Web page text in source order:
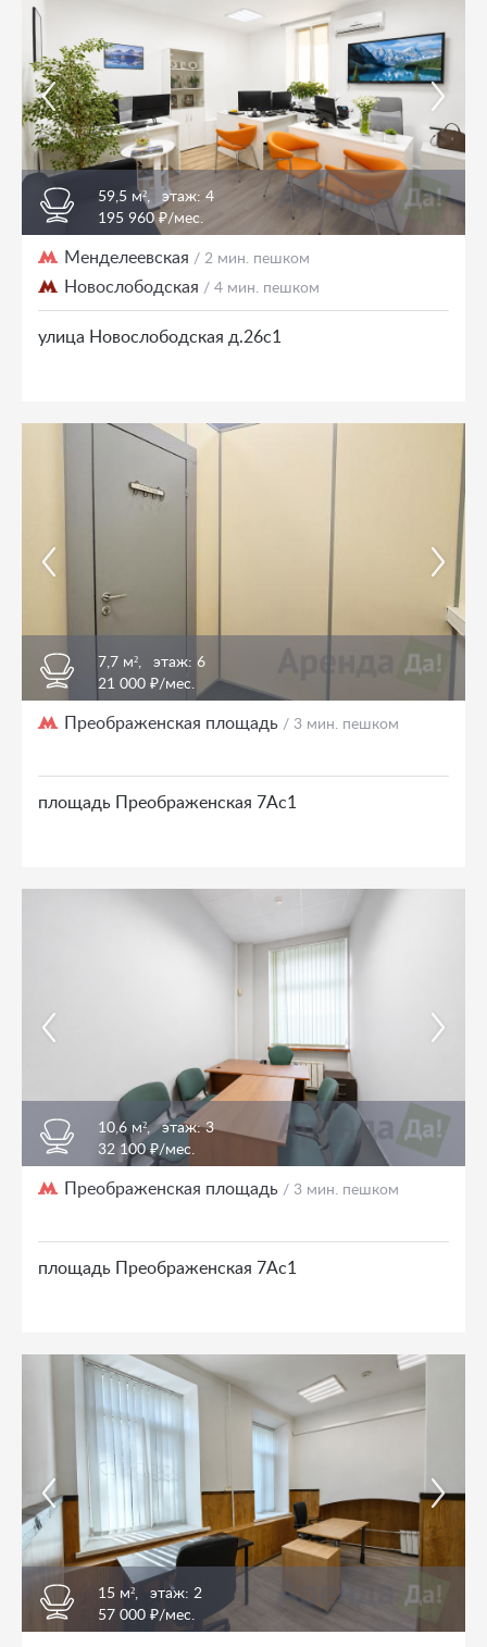
59,5 м²,
этаж: 4
195 960 ₽/мес.
Менделеевская / 2 мин. пешком
Новослободская / 4 мин. пешком
улица Новослободская д.26с1
7,7 м²,
этаж: 6
21 000 ₽/мес.
Преображенская площадь / 3 мин. пешком
площадь Преображенская 7Ас1
10,6 м²,
этаж: 3
32 100 ₽/мес.
Преображенская площадь / 3 мин. пешком
площадь Преображенская 7Ас1
15 м²,
этаж: 2
57 000 ₽/мес.